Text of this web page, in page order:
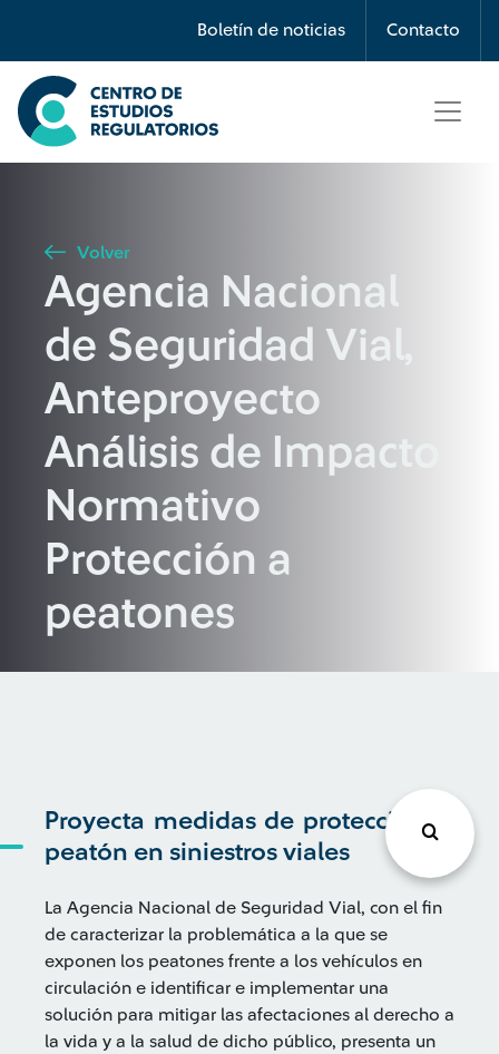
Boletín de noticias Contacto
Búsqueda
Seleccione país
Buscar
Volver
Agencia Nacional
de Seguridad Vial,
Anteproyecto
Análisis de Impacto
Normativo
Protección a
peatones
Proyecta medidas de protección al
peatón en siniestros viales
La Agencia Nacional de Seguridad Vial, con el fin
de caracterizar la problemática a la que se
exponen los peatones frente a los vehículos en
circulación e identificar e implementar una
solución para mitigar las afectaciones al derecho a
la vida y a la salud de dicho público, presenta un